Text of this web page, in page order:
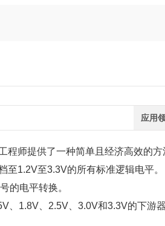
应用
程师提供了一种简单且经济高效的
至1.2V至3.3V的所有标准逻辑电平。
的电平转换。
、1.8V、2.5V、3.0V和3.3V的下游